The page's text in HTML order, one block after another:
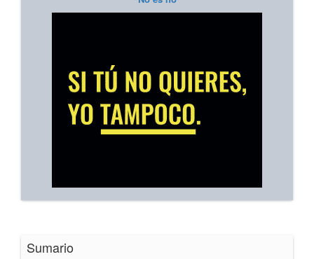
Sumario